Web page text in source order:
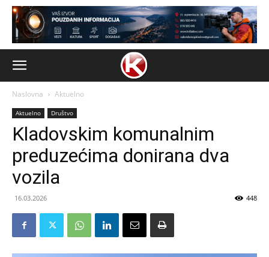
Naslovna Aktuelno
Aktuelno Društvo
Kladovskim komunalnim
preduzećima donirana dva
vozila
16.03.2026 448